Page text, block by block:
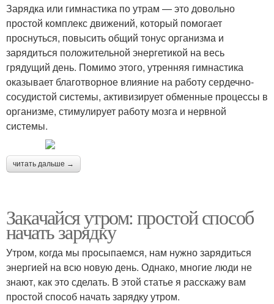
Зарядка или гимнастика по утрам — это довольно
простой комплекс движений, который помогает
проснуться, повысить общий тонус организма и
зарядиться положительной энергетикой на весь
грядущий день. Помимо этого, утренняя гимнастика
оказывает благотворное влияние на работу сердечно-
сосудистой системы, активизирует обменные процессы в
организме, стимулирует работу мозга и нервной
системы.
читать дальше →
Закачайся утром: простой способ
начать зарядку
Утром, когда мы просыпаемся, нам нужно зарядиться
энергией на всю новую день. Однако, многие люди не
знают, как это сделать. В этой статье я расскажу вам
простой способ начать зарядку утром.